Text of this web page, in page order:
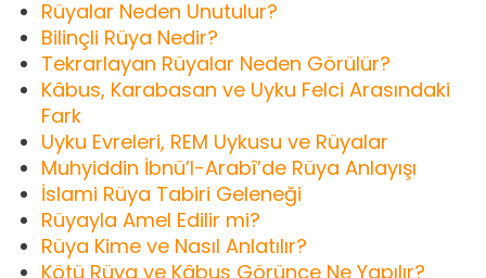
Rüyalar Neden Unutulur?
Bilinçli Rüya Nedir?
Tekrarlayan Rüyalar Neden Görülür?
Kâbus, Karabasan ve Uyku Felci Arasındaki
Fark
Uyku Evreleri, REM Uykusu ve Rüyalar
Muhyiddin İbnü’l-Arabî’de Rüya Anlayışı
İslami Rüya Tabiri Geleneği
Rüyayla Amel Edilir mi?
Rüya Kime ve Nasıl Anlatılır?
Kötü Rüya ve Kâbus Görünce Ne Yapılır?